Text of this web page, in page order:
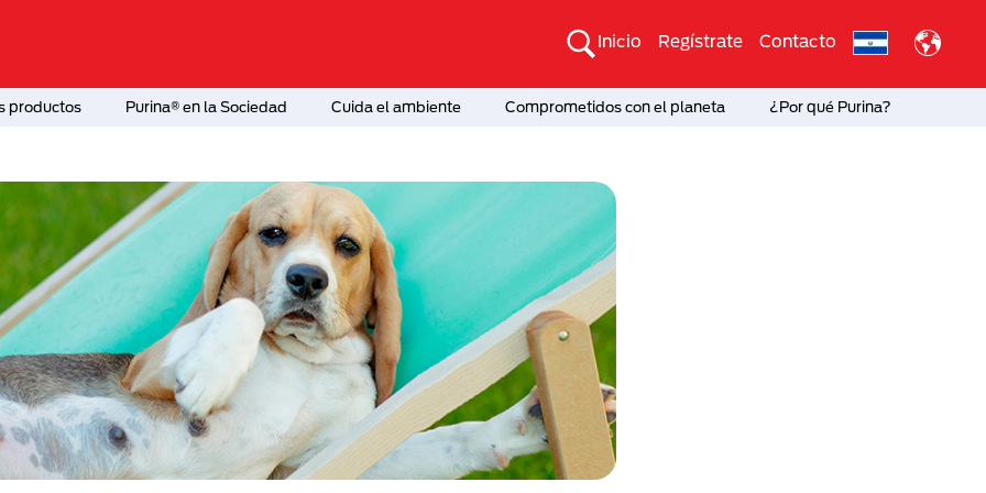
Inicio Regístrate Contacto
productos Purina® en la Sociedad Cuida el ambiente Comprometidos con el planeta ¿Por qué Purina?